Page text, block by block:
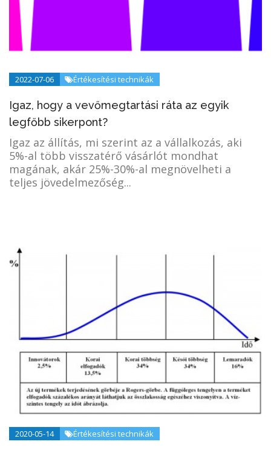
2022-07-06 Értékesítési technikák
Igaz, hogy a vevőmegtartási ráta az egyik
legfőbb sikerpont?
Igaz az állítás, mi szerint az a vállalkozás, aki
5%-al több visszatérő vásárlót mondhat
magának, akár 25%-30%-al megnövelheti a
teljes jövedelmezőség...
2020-05-14 Értékesítési technikák